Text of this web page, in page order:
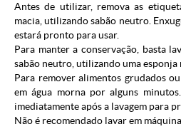
Antes de utilizar, remova as
macia, utilizando sabão neutro.
estará pronto para usar.
Para manter a conservação, basta
sabão neutro, utilizando uma esponja
Para remover alimentos grudados
em água morna por alguns
imediatamente após a lavagem para
Não é recomendado lavar em